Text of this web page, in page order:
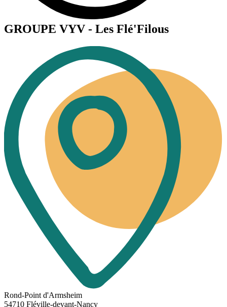
GROUPE VYV - Les Flé'Filous
Rond-Point d'Armsheim
54710 Fléville-devant-Nancy